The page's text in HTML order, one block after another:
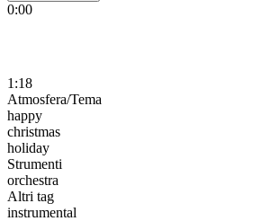
0:00
1:18
Atmosfera/Tema
happy
christmas
holiday
Strumenti
orchestra
Altri tag
instrumental